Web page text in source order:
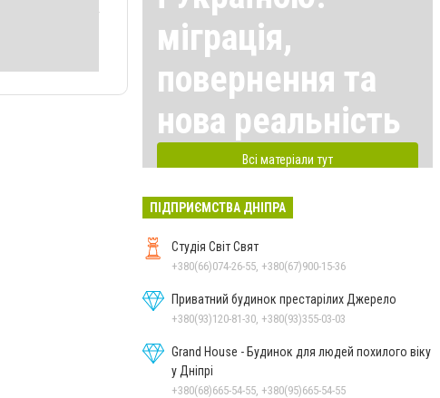
міграція,
повернення та
нова реальність
Всі матеріали тут
ПІДПРИЄМСТВА ДНІПРА
Студія Світ Свят
+380(66)074-26-55, +380(67)900-15-36
Приватний будинок престарілих Джерело
+380(93)120-81-30, +380(93)355-03-03
Grand House - Будинок для людей похилого віку
у Дніпрі
+380(68)665-54-55, +380(95)665-54-55